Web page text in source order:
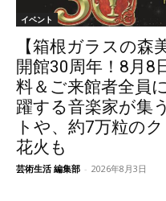
イベント
【箱根ガラスの
開館30周年！8月8
料＆ご来館者全員
躍する音楽家が集
トや、約7万粒の
花火も
芸術生活 編集部 - 2026年8月3日